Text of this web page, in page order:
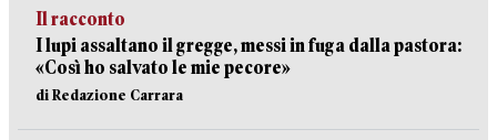
Il racconto
I lupi assaltano il gregge, messi in fuga dalla pastora:
«Così ho salvato le mie pecore»
di Redazione Carrara